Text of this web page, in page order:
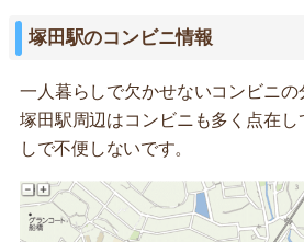
塚田駅のコンビニ情報
一人暮らしで欠かせないコンビニの
塚田駅周辺はコンビニも多く点在し
しで不便しないです。